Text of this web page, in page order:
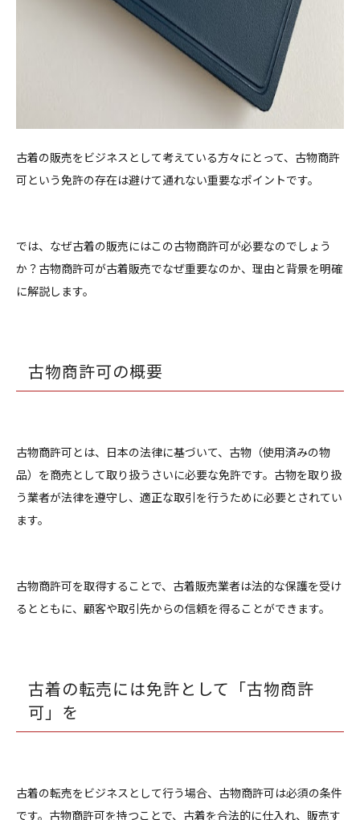
古着の販売をビジネスとして考えている方々にとって、古物商許
可という免許の存在は避けて通れない重要なポイントです。
では、なぜ古着の販売にはこの古物商許可が必要なのでしょう
か？古物商許可が古着販売でなぜ重要なのか、理由と背景を明確
に解説します。
古物商許可の概要
古物商許可とは、日本の法律に基づいて、古物（使用済みの物
品）を商売として取り扱うさいに必要な免許です。古物を取り扱
う業者が法律を遵守し、適正な取引を行うために必要とされてい
ます。
古物商許可を取得することで、古着販売業者は法的な保護を受け
るとともに、顧客や取引先からの信頼を得ることができます。
古着の転売には免許として「古物商許
可」を
古着の転売をビジネスとして行う場合、古物商許可は必須の条件
です。古物商許可を持つことで、古着を合法的に仕入れ、販売す